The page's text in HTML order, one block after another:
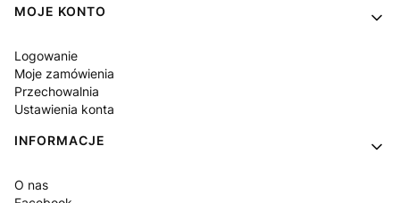
MOJE KONTO
Logowanie
Moje zamówienia
Przechowalnia
Ustawienia konta
INFORMACJE
O nas